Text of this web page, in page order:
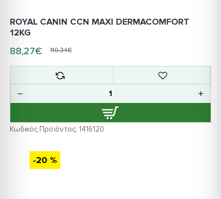
Κωδικός Προϊόντος: 1416120
ROYAL CANIN CCN MAXI DERMACOMFORT
12KG
88,27€ 110,34€
-20 %